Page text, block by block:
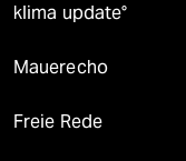
klima update°
Mauerecho
Freie Rede